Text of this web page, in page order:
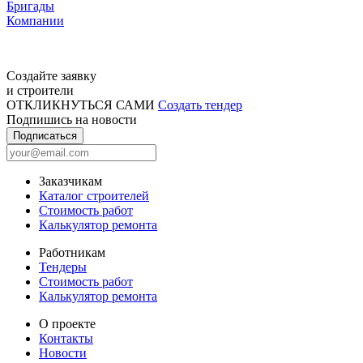
Бригады
Компании
Создайте заявку
и строители
ОТКЛИКНУТЬСЯ САМИ Создать тендер
Подпишись на новости
Подписаться
Заказчикам
Каталог строителей
Стоимость работ
Калькулятор ремонта
Работникам
Тендеры
Стоимость работ
Калькулятор ремонта
О проекте
Контакты
Новости